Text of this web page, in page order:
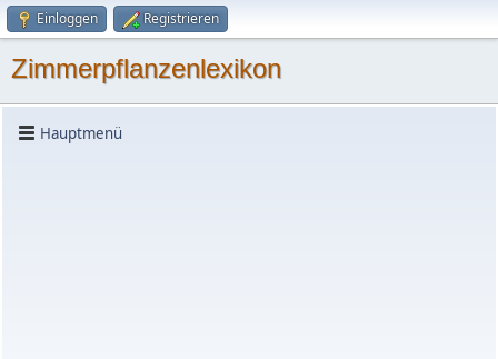
Einloggen Registrieren
Zimmerpflanzenlexikon
Hauptmenü